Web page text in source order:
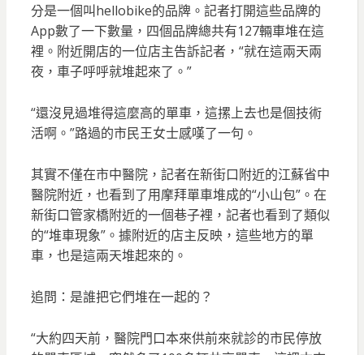
分是一個叫hellobike的品牌。記者打開這些品牌的
App數了一下數量，四個品牌總共有127輛車堆在這
裡。附近開店的一位店主告訴記者，“就在這兩天兩
夜，車子呼呼就堆起來了。”
“還沒見過堆得這麼高的單車，這摞上去也是個技術
活啊。”路過的市民王女士感嘆了一句。
其實不僅在市中醫院，記者在新街口附近的江蘇省中
醫院附近，也看到了用摩拜單車堆成的“小山包”。在
新街口管家橋附近的一個巷子裡，記者也看到了類似
的“堆車現象”。據附近的店主反映，這些地方的單
車，也是這兩天堆起來的。
追問：是誰把它們堆在一起的？
“大約四天前，醫院門口本來供前來就診的市民停放